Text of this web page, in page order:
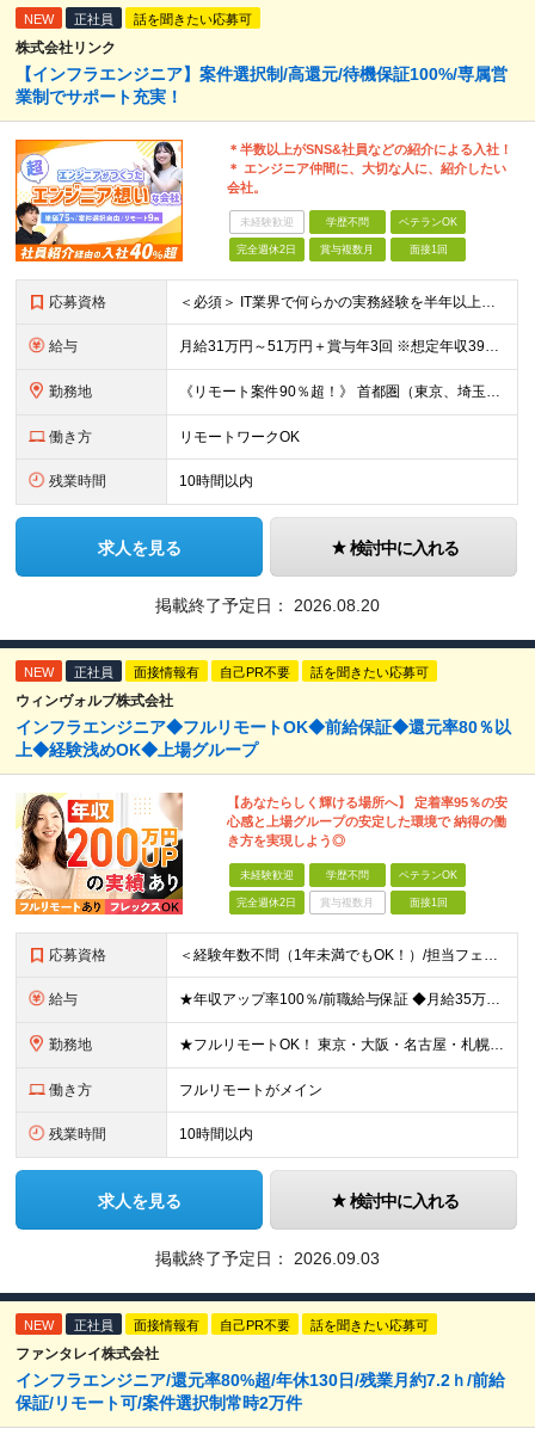
NEW 正社員 話を聞きたい応募可
株式会社リンク
【インフラエンジニア】案件選択制/高還元/待機保証100%/専属営
業制でサポート充実！
＊半数以上がSNS&社員などの紹介による入社！
＊ エンジニア仲間に、大切な人に、紹介したい
会社。
未経験歓迎 学歴不問 ベテランOK
完全週休2日 賞与複数月 面接1回
応募資格 ＜必須＞ IT業界で何らかの実務経験を半年以上お持ちの方（使用言語不問） ＜こんなご希望があれば、ぜひ当社にご相談ください＞ ◎ スキルや成果にしっかり見合った給与を受け取りたい ◎ 残業を
給与 月給31万円～51万円＋賞与年3回 ※想定年収394万円～1,032万円 ★年間300万円の賞与実績あり ★平均昇給額3万円 ★エンジニアへの還元率75％（実質78.9%） ※経験・能力を考慮し
勤務地 《リモート案件90％超！》 首都圏（東京、埼玉、千葉、神奈川）、大阪、名古屋、福岡のプロジェクト先やリモートでの勤務となります。 ※面接から入社まで全てオンラインで完結できます！ ※帰社日自
働き方 リモートワークOK
残業時間 10時間以内
求人を見る 検討中に入れる
掲載終了予定日： 2026.08.20
NEW 正社員 面接情報有 自己PR不要 話を聞きたい応募可
ウィンヴォルブ株式会社
インフラエンジニア◆フルリモートOK◆前給保証◆還元率80％以
上◆経験浅めOK◆上場グループ
【あなたらしく輝ける場所へ】 定着率95％の安
心感と上場グループの安定した環境で 納得の働
き方を実現しよう◎
未経験歓迎 学歴不問 ベテランOK
完全週休2日 賞与複数月 面接1回
応募資格 ＜経験年数不問（1年未満でもOK！）/担当フェーズ不問/ブランクOK＞ ◆開発またはインフラに携わった経験がある方（業界・経験年数不問） ◆学歴不問 ＼＼まずは気軽にご応募ください！／／ ★研修明
給与 ★年収アップ率100％/前職給与保証 ◆月給35万円～110万円＜入社時から年収200万円UP実現多数！還元率80％以上＞ ※上記は最低保証額。経験・年齢・能力などを考慮の上、優遇いたします。 ※上
勤務地 ★フルリモートOK！ 東京・大阪・名古屋・札幌・福岡の支社及び周辺のプロジェクト先（関東・関西・東海・北海道・福岡）での勤務となります。 ※勤務地はお選びいただけます ※希望されない転勤は発生しま
働き方 フルリモートがメイン
残業時間 10時間以内
求人を見る 検討中に入れる
掲載終了予定日： 2026.09.03
NEW 正社員 面接情報有 自己PR不要 話を聞きたい応募可
ファンタレイ株式会社
インフラエンジニア/還元率80%超/年休130日/残業月約7.2ｈ/前給
保証/リモート可/案件選択制常時2万件